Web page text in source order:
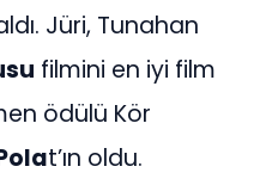
Jüri, Tunahan
filmini en iyi film
ödülü Kör
t’ın oldu.